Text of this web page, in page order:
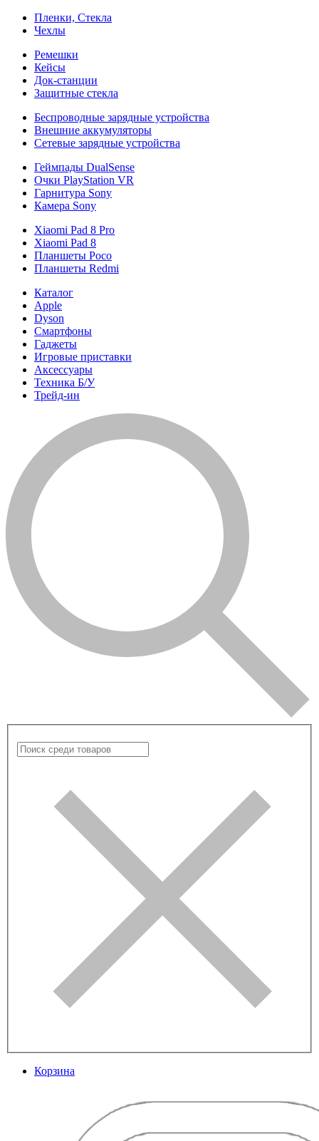
Пленки, Стекла
Чехлы
Ремешки
Кейсы
Док-станции
Защитные стекла
Беспроводные зарядные устройства
Внешние аккумуляторы
Сетевые зарядные устройства
Геймпады DualSense
Очки PlayStation VR
Гарнитура Sony
Камера Sony
Xiaomi Pad 8 Pro
Xiaomi Pad 8
Планшеты Poco
Планшеты Redmi
Каталог
Apple
Dyson
Смартфоны
Гаджеты
Игровые приставки
Аксессуары
Техника Б/У
Трейд-ин
Корзина